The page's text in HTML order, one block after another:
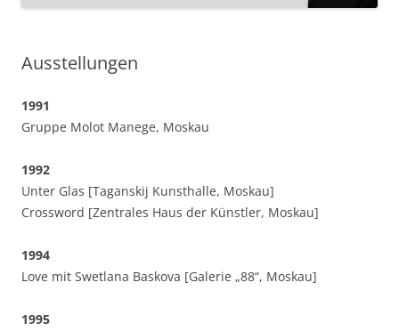
Ausstellungen
1991
Gruppe Molot Manege, Moskau
1992
Unter Glas [Taganskij Kunsthalle, Moskau]
Crossword [Zentrales Haus der Künstler, Moskau]
1994
Love mit Swetlana Baskova [Galerie „88“, Moskau]
1995